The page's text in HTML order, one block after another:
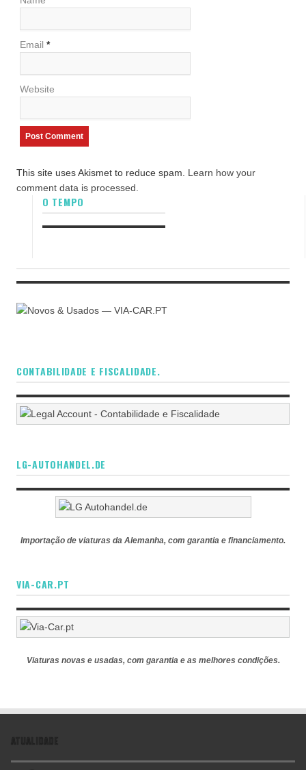
Email *
Website
This site uses Akismet to reduce spam. Learn how your
comment data is processed.
O TEMPO
CONTABILIDADE E FISCALIDADE.
LG-AUTOHANDEL.DE
Importação de viaturas da Alemanha, com garantia e financiamento.
VIA-CAR.PT
Viaturas novas e usadas, com garantia e as melhores condições.
ATUALIDADE